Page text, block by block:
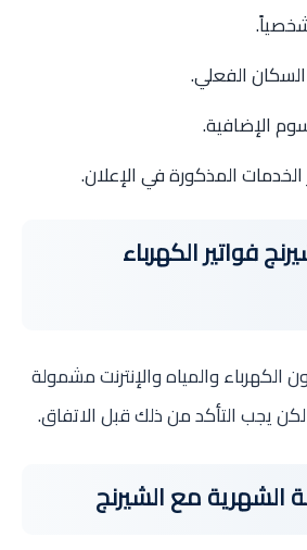
الفعلي.
الإضافية.
المذكورة في الإعلان.
فواتير الكهرباء
والمياه والإنترنت مشمولة
يجب التأكد من ذلك قبل الاتفاق.
الشهرية مع الشيرنج